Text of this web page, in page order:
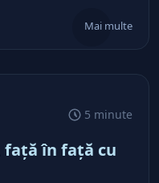
Mai multe
5 minute
în faţă cu